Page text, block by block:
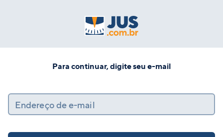
Para continuar, digite seu e-mail
Endereço de e-mail